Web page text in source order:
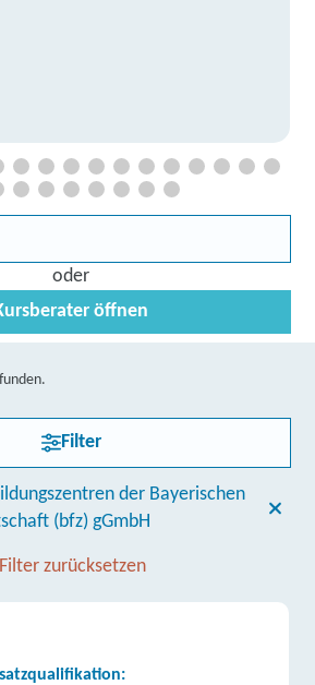
oder
öffnen
Filter
der Bayerischen
(bfz) gGmbH
zurücksetzen